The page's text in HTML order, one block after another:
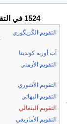
1524 في التقاويم الأخرى
التقويم الگريگوري
آب أوربه كونديتا
التقويم الأرمني
التقويم الآشوري
التقويم البهائي
التقويم البنغالي
التقويم الأمازيغي